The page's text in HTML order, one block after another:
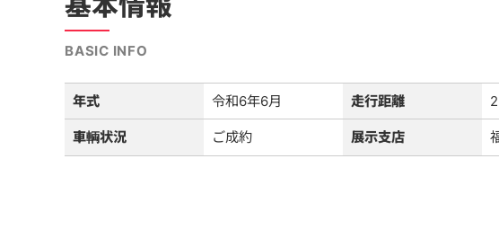
BASIC INFO
年式 令和6年6月 走行距離
車輌状況 ご成約 展示支店